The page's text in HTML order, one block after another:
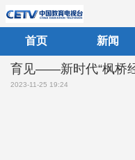
首页 新闻
育见——新时代“枫桥
2023-11-25 19:24